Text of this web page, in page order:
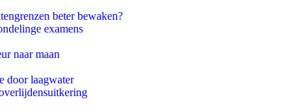
beter bewaken?
examens
naar maan
door laagwater